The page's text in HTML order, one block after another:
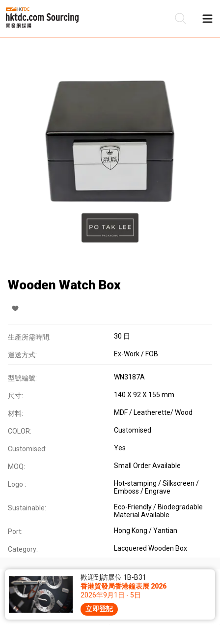
Wooden Watch Box
生產所需時間: 30 日
運送方式: Ex-Work / FOB
型號編號: WN3187A
尺寸: 140 X 92 X 155 mm
材料: MDF / Leatherette/ Wood
COLOR: Customised
Customised: Yes
MOQ: Small Order Available
Logo :
Hot-stamping / Silkscreen /
Emboss / Engrave
Sustainable:
Eco-Friendly / Biodegradable
Material Available
Port: Hong Kong / Yantian
Category: Lacquered Wooden Box
歡迎到訪展位 1B-B31
香港貿發局香港鐘表展 2026
2026年9月1日 - 5日
立即登記